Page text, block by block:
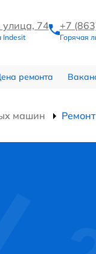
улица, 74
Indesit
+7
Горячая
ремонта
машин